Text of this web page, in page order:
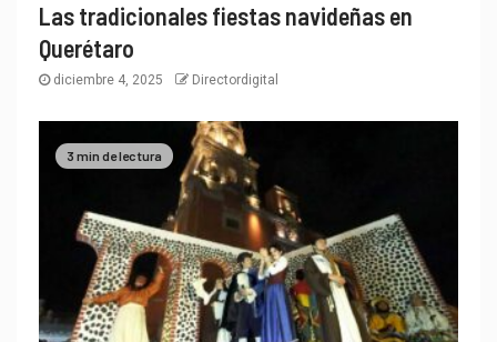
Las tradicionales fiestas navideñas en
Querétaro
diciembre 4, 2025 Directordigital
3 min de lectura